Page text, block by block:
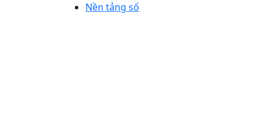
Nền tảng số